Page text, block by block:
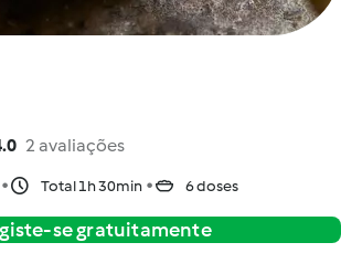
2 avaliações
Total 1h 30min 6 doses
se gratuitamente